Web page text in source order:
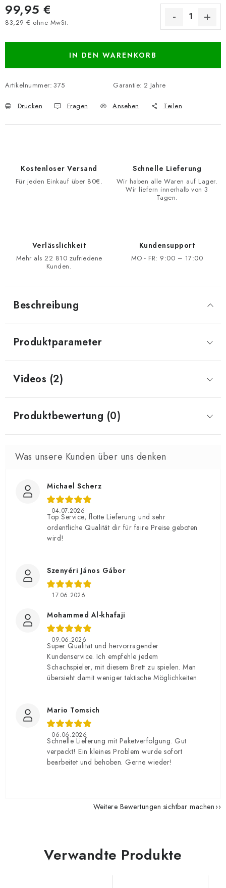
99,95 €
83,29 € ohne MwSt.
IN DEN WARENKORB
Artikelnummer: 375 Garantie: 2 Jahre
Drucken Fragen Ansehen Teilen
Kostenloser Versand
Für jeden Einkauf über 80€.
Schnelle Lieferung
Wir haben alle Waren auf Lager.
Wir liefern innerhalb von 3
Tagen.
Verlässlichkeit
Mehr als 22 810 zufriedene
Kunden.
Kundensupport
MO - FR: 9:00 – 17:00
Beschreibung
Produktparameter
Videos (2)
Produktbewertung (0)
Michael Scherz
04.07.2026
Top Service, flotte Lieferung und sehr
ordentliche Qualität dir für faire Preise geboten
wird!
Szenyéri János Gábor
17.06.2026
Mohammed Al-khafaji
09.06.2026
Super Qualität und hervorragender
Kundenservice. Ich empfehle jedem
Schachspieler, mit diesem Brett zu spielen. Man
übersieht damit weniger taktische Möglichkeiten.
Mario Tomsich
06.06.2026
Schnelle Lieferung mit Paketverfolgung. Gut
verpackt! Ein kleines Problem wurde sofort
bearbeitet und behoben. Gerne wieder!
Weitere Bewertungen sichtbar machen
Verwandte Produkte